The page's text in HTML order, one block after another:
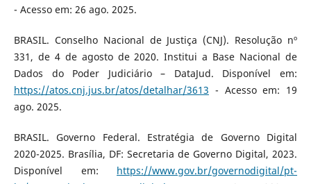
- Acesso em: 26 ago. 2025.
BRASIL. Conselho Nacional de Justiça (CNJ). Resolução nº
331, de 4 de agosto de 2020. Institui a Base Nacional de
Dados do Poder Judiciário – DataJud. Disponível em:
https://atos.cnj.jus.br/atos/detalhar/3613 - Acesso em: 19
ago. 2025.
BRASIL. Governo Federal. Estratégia de Governo Digital
2020-2025. Brasília, DF: Secretaria de Governo Digital, 2023.
Disponível em: https://www.gov.br/governodigital/pt-